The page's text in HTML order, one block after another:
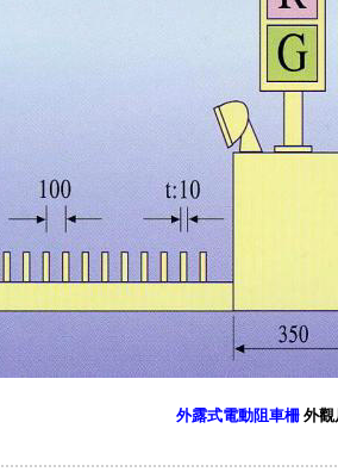
外露式電動阻車柵 外觀